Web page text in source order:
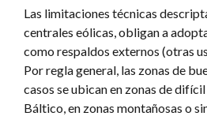
Las limitaciones técnicas
centrales eólicas, obligan a
como respaldos externos (otras
Por regla general, las zonas de
casos se ubican en zonas de
Báltico, en zonas montañosas o